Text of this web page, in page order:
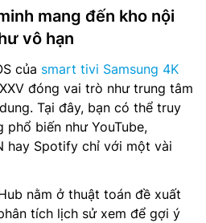
mang đến kho nội
vô hạn
của smart tivi Samsung 4K
đóng vai trò như trung tâm
Tại đây, bạn có thể truy
phổ biến như YouTube,
hay Spotify chỉ với một vài
nằm ở thuật toán đề xuất
tích lịch sử xem để gợi ý